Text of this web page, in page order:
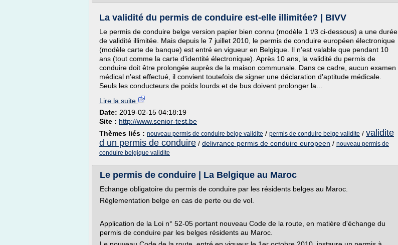
La validité du permis de conduire est-elle illimitée? | BIVV
Le permis de conduire belge version papier bien connu (modèle 1 t/3 ci-dessous) a une durée
de validité illimitée. Mais depuis le 7 juillet 2010, le permis de conduire européen électronique
(modèle carte de banque) est entré en vigueur en Belgique. Il n'est valable que pendant 10
ans (tout comme la carte d'identité électronique). Après 10 ans, la validité du permis de
conduire doit être prolongée auprès de la maison communale. Dans ce cadre, aucun examen
médical n'est effectué, il convient toutefois de signer une déclaration d'aptitude médicale.
Seuls les conducteurs de poids lourds et de bus doivent prolonger la...
Lire la suite
Date: 2019-02-15 04:18:19
Site : http://www.senior-test.be
Thèmes liés : nouveau permis de conduire belge validite / permis de conduire belge validite / validite
d un permis de conduire / delivrance permis de conduire europeen / nouveau permis de
conduire belgique validite
Le permis de conduire | La Belgique au Maroc
Echange obligatoire du permis de conduire par les résidents belges au Maroc.
Réglementation belge en cas de perte ou de vol.
Application de la Loi n° 52-05 portant nouveau Code de la route, en matière d'échange du
permis de conduire par les belges résidents au Maroc.